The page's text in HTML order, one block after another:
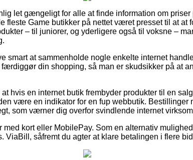
let gængeligt for alle at finde information om priser
fleste Game butikker på nettet været presset til at at
– til juniorer, og yderligere også til voksne –
smart at sammenholde nogle enkelte internet
din shopping, så man er skudsikker på at
hvis en internet butik frembyder produkter til en
være en indikator for en fup webbutik. Bestillinger
som værner dig overfor svindlende internet
kort eller MobilePay. Som en alternativ
ViaBill, såfremt du agter at klare betalingen i flere